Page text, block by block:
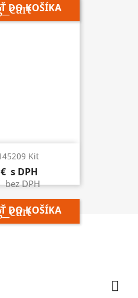
DO KOŠÍKA
Kit
s DPH
bez DPH
DO KOŠÍKA
